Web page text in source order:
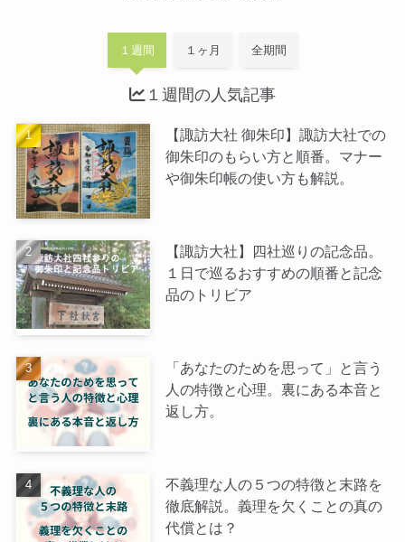
１週間 １ヶ月 全期間
１週間の人気記事
【諏訪大社 御朱印】諏訪大社での
御朱印のもらい方と順番。マナー
や御朱印帳の使い方も解説。
【諏訪大社】四社巡りの記念品。
１日で巡るおすすめの順番と記念
品のトリビア
「あなたのためを思って」と言う
人の特徴と心理。裏にある本音と
返し方。
不義理な人の５つの特徴と末路を
徹底解説。義理を欠くことの真の
代償とは？